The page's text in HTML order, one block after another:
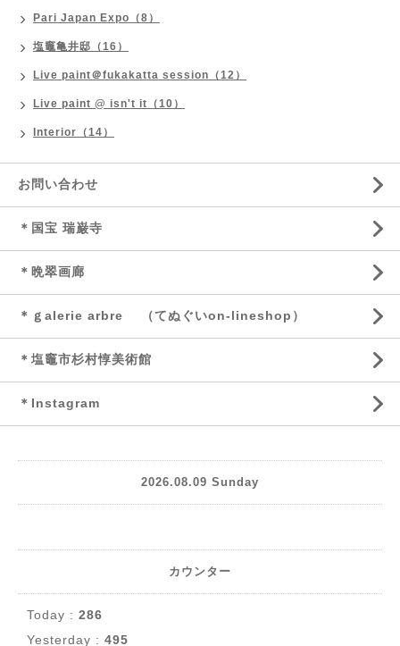
Pari Japan Expo（8）
塩竈亀井邸（16）
Live paint＠fukakatta session（12）
Live paint @ isn't it（10）
Interior（14）
お問い合わせ
＊国宝 瑞巌寺
＊晩翠画廊
＊ｇalerie arbre （てぬぐいon-lineshop）
＊塩竈市杉村惇美術館
＊Instagram
2026.08.09 Sunday
カウンター
Today : 286
Yesterday : 495